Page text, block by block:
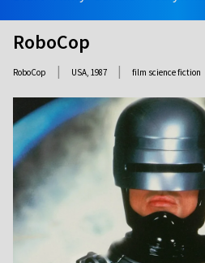
RoboCop
RoboCop | USA, 1987 | film science fiction